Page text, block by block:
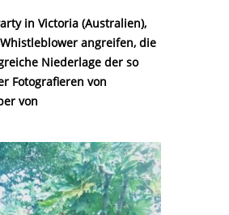
in Victoria (Australien),
angreifen, die
Niederlage der so
Fotografieren von
von